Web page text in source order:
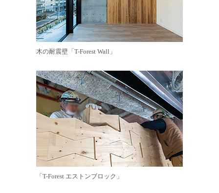
木の耐震壁「T-Forest Wall」
「T-Forest エストンブロック」